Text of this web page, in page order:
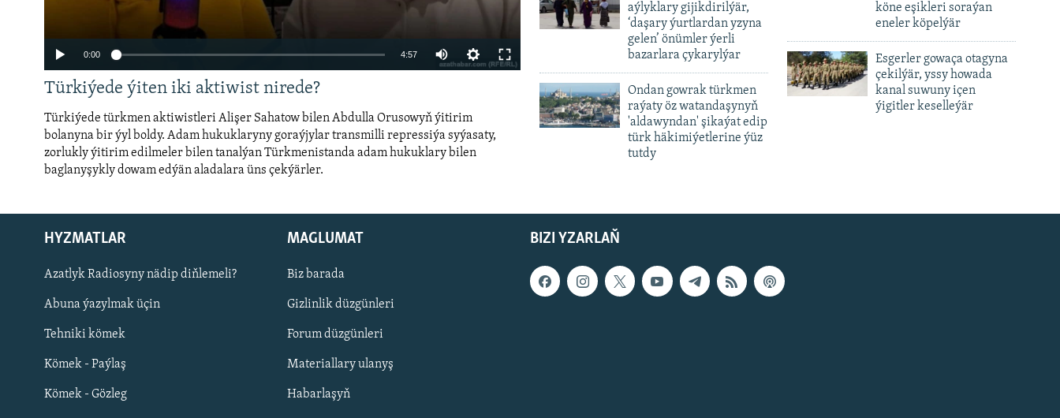
Русский
BIZI YZARLAŇ
0:00 4:57
480p
Türkiýede ýiten iki aktiwist nirede?
Türkiýede türkmen aktiwistleri Alişer Sahatow bilen Abdulla Orusowyň ýitirim
bolanyna bir ýyl boldy. Adam hukuklaryny goraýjylar transmilli repressiýa syýasaty,
zorlukly ýitirim edilmeler bilen tanalýan Türkmenistanda adam hukuklary bilen
baglanyşykly dowam edýän aladalara üns çekýärler.
aýlyklary gijikdirilýär,
‘daşary ýurtlardan yzyna
gelen’ önümler ýerli
bazarlara çykarylýar
Ondan gowrak türkmen
raýaty öz watandaşynyň
'aldawyndan' şikaýat edip
türk häkimiýetlerine ýüz
tutdy
köne eşikleri soraýan
eneler köpelýär
Esgerler gowaça otagyna
çekilýär, yssy howada
kanal suwuny içen
ýigitler keselleýär
BIZI YZARLAŇ
HYZMATLAR
Azatlyk Radiosyny nädip diňlemeli?
Abuna ýazylmak üçin
Tehniki kömek
Kömek - Paýlaş
Kömek - Gözleg
MAGLUMAT
Biz barada
Gizlinlik düzgünleri
Forum düzgünleri
Materiallary ulanyş
Habarlaşyň